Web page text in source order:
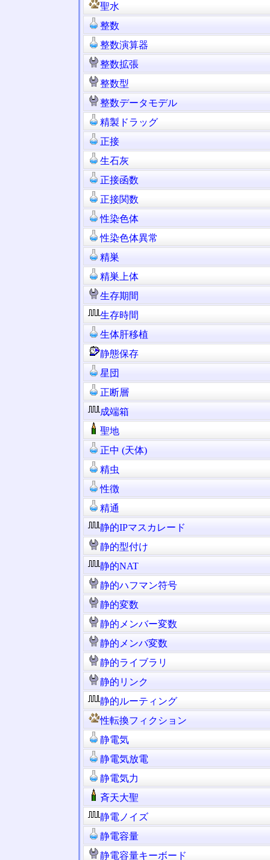
聖水
整数
整数演算器
整数拡張
整数型
整数データモデル
精製ドラッグ
正接
生石灰
正接函数
正接関数
性染色体
性染色体異常
精巣
精巣上体
生存期間
生存時間
生体肝移植
静態保存
星団
正断層
成端箱
聖地
正中 (天体)
精虫
性徴
精通
静的IPマスカレード
静的型付け
静的NAT
静的ハフマン符号
静的変数
静的メンバー変数
静的メンバ変数
静的ライブラリ
静的リンク
静的ルーティング
性転換フィクション
静電気
静電気放電
静電気力
斉天大聖
静電ノイズ
静電容量
静電容量キーボード